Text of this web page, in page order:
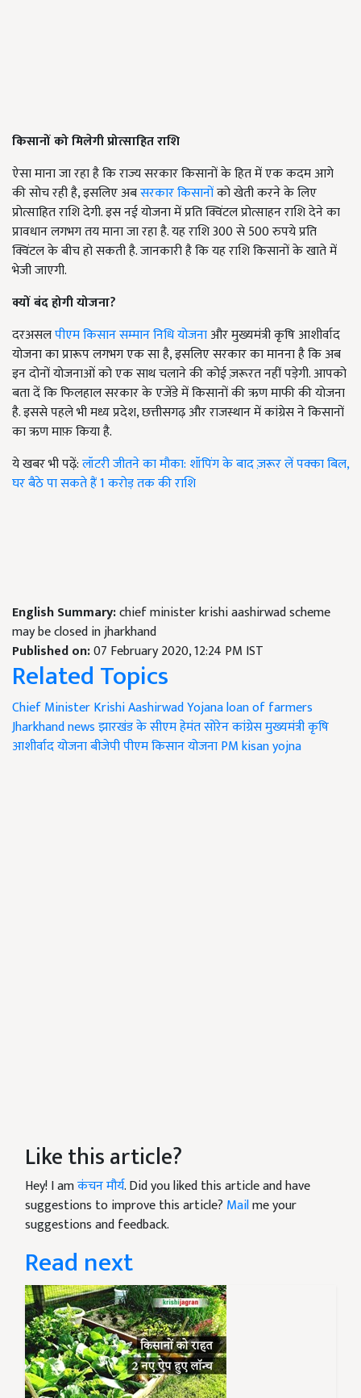
किसानों को मिलेगी प्रोत्साहित राशि
ऐसा माना जा रहा है कि राज्य सरकार किसानों के हित में एक कदम आगे
की सोच रही है, इसलिए अबसरकार किसानोंको खेती करने के लिए
प्रोत्साहित राशि देगी. इस नई योजना में प्रति क्विंटल प्रोत्साहन राशि देने का
प्रावधान लगभग तय माना जा रहा है. यह राशि 300 से 500 रुपये प्रति
क्विंटल के बीच हो सकती है. जानकारी है कि यह राशि किसानों के खाते में
भेजी जाएगी.
क्यों बंद होगी योजना?
दरअसलपीएम किसान सम्मान निधि योजनाऔर मुख्यमंत्री कृषि आशीर्वाद
योजना का प्रारूप लगभग एक सा है, इसलिए सरकार का मानना है कि अब
इन दोनों योजनाओं को एक साथ चलाने की कोई ज़रूरत नहीं पड़ेगी. आपको
बता दें कि फिलहाल सरकार के एजेंडे में किसानों की ऋण माफी की योजना
है. इससे पहले भी मध्य प्रदेश, छत्तीसगढ़ और राजस्थान में कांग्रेस ने किसानों
का ऋण माफ़ किया है.
ये खबर भी पढ़ें:लॉटरी जीतने का मौका: शॉपिंग के बाद ज़रूर लें पक्का बिल,
घर बैठे पा सकते हैं 1 करोड़ तक की राशि
English Summary:chief minister krishi aashirwad scheme
may be closed in jharkhand
Published on:07 February 2020, 12:24 PM IST
Related Topics
Chief MinisterKrishi Aashirwad Yojanaloan of farmers
Jharkhand newsझारखंड के सीएम हेमंत सोरेनकांग्रेसमुख्यमंत्री कृषि
आशीर्वाद योजनाबीजेपीपीएम किसान योजनाPM kisan yojna
Like this article?
Hey! I amकंचन मौर्य. Did you liked this article and have
suggestions to improve this article? Mailme your
suggestions and feedback.
Read next